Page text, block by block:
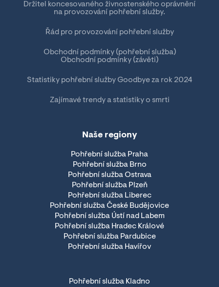
Držitel koncesovaného živnostenského oprávnění
na provozování pohřební služby.
Řád pro provozování pohřební služby
Obchodní podmínky (pohřební služba)
Obchodní podmínky (závěti)
Statistiky pohřební služby Goodbye za rok 2024
Zajímavé trendy a statistiky o smrti
Naše regiony
Pohřební služba Praha
Pohřební služba Brno
Pohřební služba Ostrava
Pohřební služba Plzeň
Pohřební služba Liberec
Pohřební služba České Budějovice
Pohřební služba Ústí nad Labem
Pohřební služba Hradec Králové
Pohřební služba Pardubice
Pohřební služba Havířov
Pohřební služba Kladno